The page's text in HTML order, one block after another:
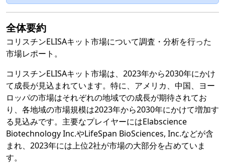
全体要約
コリスチンELISAキット市場について調査・分析を行った
市場レポート。
コリスチンELISAキット市場は、2023年から2030年にかけ
て成長が見込まれています。特に、アメリカ、中国、ヨー
ロッパの市場はそれぞれの地域での成長が期待されてお
り、各地域の市場規模は2023年から2030年にかけて増加す
る見込みです。主要なプレイヤーにはElabscience
Biotechnology Inc.やLifeSpan BioSciences, Inc.などが含
まれ、2023年には上位2社が市場の大部分を占めていま
す。